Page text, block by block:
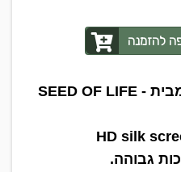
להזמנה
חולצה מכופתרת קצרה מבית SEED OF LIFE -